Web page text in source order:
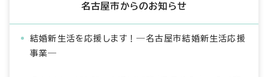
名古屋市からのお知らせ
結婚新生活を応援します！―名古屋市結婚新生活応援
事業―